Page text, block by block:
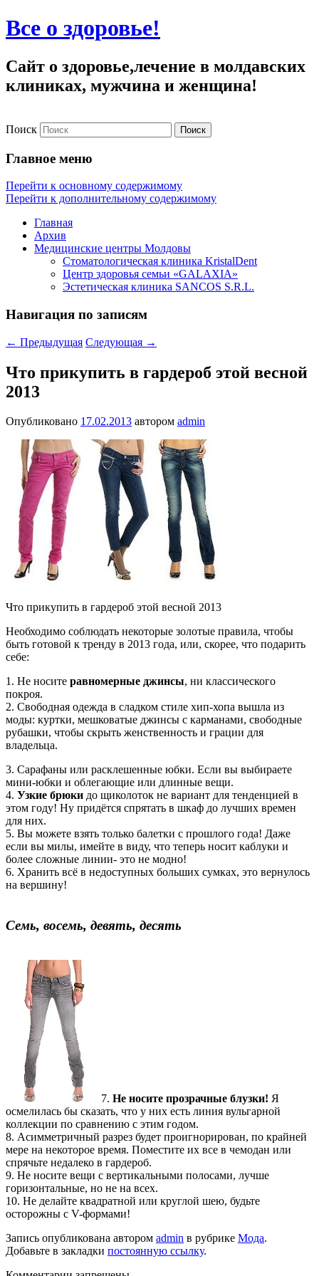
Все о здоровье!
Сайт о здоровье,лечение в молдавских
клиниках, мужчина и женщина!
Поиск
Главное меню
Перейти к основному содержимому
Перейти к дополнительному содержимому
Главная
Архив
Медицинские центры Молдовы
Стоматологическая клиника KristalDent
Центр здоровья семьи «GALAXIA»
Эстетическая клиника SANCOS S.R.L.
Навигация по записям
← Предыдущая Следующая →
Что прикупить в гардероб этой весной
2013
Опубликовано 17.02.2013 автором admin
Что прикупить в гардероб этой весной 2013
Необходимо соблюдать некоторые золотые правила, чтобы
быть готовой к тренду в 2013 года, или, скорее, что подарить
себе:
1. Не носите равномерные джинсы, ни классического
покроя.
2. Свободная одежда в сладком стиле хип-хопа вышла из
моды: куртки, мешковатые джинсы с карманами, свободные
рубашки, чтобы скрыть женственность и грации для
владельца.
3. Сарафаны или расклешенные юбки. Если вы выбираете
мини-юбки и облегающие или длинные вещи.
4. Узкие брюки до щиколоток не вариант для тенденцией в
этом году! Ну придётся спрятать в шкаф до лучших времен
для них.
5. Вы можете взять только балетки с прошлого года! Даже
если вы милы, имейте в виду, что теперь носит каблуки и
более сложные линии- это не модно!
6. Хранить всё в недоступных больших сумках, это вернулось
на вершину!
Семь, восемь, девять, десять
7. Не носите прозрачные блузки! Я
осмелилась бы сказать, что у них есть линия вульгарной
коллекции по сравнению с этим годом.
8. Асимметричный разрез будет проигнорирован, по крайней
мере на некоторое время. Поместите их все в чемодан или
спрячьте недалеко в гардероб.
9. Не носите вещи с вертикальными полосами, лучше
горизонтальные, но не на всех.
10. Не делайте квадратной или круглой шею, будьте
осторожны с V-формами!
Запись опубликована автором admin в рубрике Мода.
Добавьте в закладки постоянную ссылку.